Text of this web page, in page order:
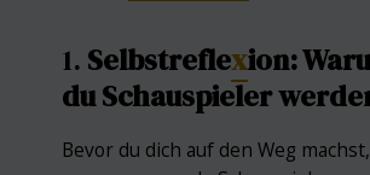
1. Selbstreflexion:
du Schauspieler
Bevor du dich auf den Weg